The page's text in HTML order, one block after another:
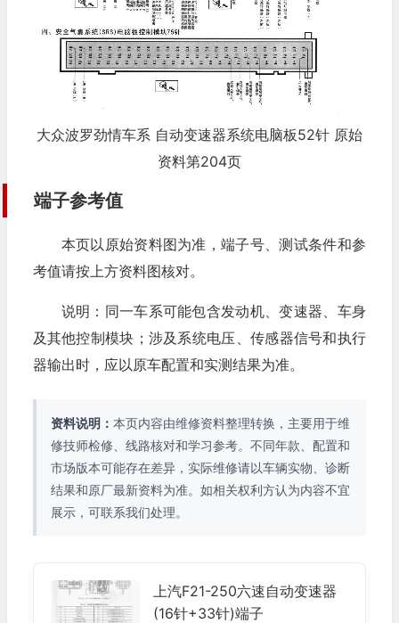
大众波罗劲情车系 自动变速器系统电脑板52针 原始
资料第204页
端子参考值
本页以原始资料图为准，端子号、测试条件和参
考值请按上方资料图核对。
说明：同一车系可能包含发动机、变速器、车身
及其他控制模块；涉及系统电压、传感器信号和执行
器输出时，应以原车配置和实测结果为准。
资料说明： 本页内容由维修资料整理转换，主要用于维
修技师检修、线路核对和学习参考。不同年款、配置和
市场版本可能存在差异，实际维修请以车辆实物、诊断
结果和原厂最新资料为准。如相关权利方认为内容不宜
展示，可联系我们处理。
上汽F21-250六速自动变速器
(16针+33针)端子